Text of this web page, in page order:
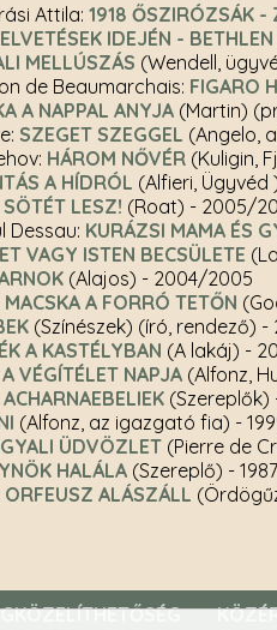
Attila: 1918 ŐSZIRÓZSÁK -
IDEJÉN -
MELLÚSZÁS (Wendell,
de Beaumarchais: FIGARO
A NAPPAL ANYJA (Martin)
SZEGET SZEGGEL (Angelo,
HÁROM NŐVÉR (Kuligin,
A HÍDRÓL (Alfieri, Ügyvéd
LESZ! (Roat) - 2005/
Dessau: KURÁZSI MAMA ÉS
VAGY ISTEN BECSÜLETE
(Alajos) - 2004/2005
MACSKA A FORRÓ TETŐN
(Színészek) (író, rendező) -
A KASTÉLYBAN (A lakáj) -
A VÉGÍTÉLET NAPJA (Alfonz,
(Szereplők)
(Alfonz, az igazgató fia) -
ÜDVÖZLET (Pierre de
HALÁLA (Szereplő) -
ORFEUSZ ALÁSZÁLL